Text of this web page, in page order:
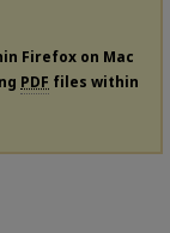
Firefox on Mac
PDF files within